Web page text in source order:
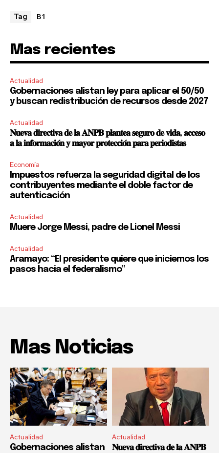
Tag B1
Mas recientes
Actualidad
Gobernaciones alistan ley para aplicar el 50/50
y buscan redistribución de recursos desde 2027
Actualidad
𝐍𝐮𝐞𝐯𝐚 𝐝𝐢𝐫𝐞𝐜𝐭𝐢𝐯𝐚 𝐝𝐞 𝐥𝐚 𝐀𝐍𝐏𝐁 𝐩𝐥𝐚𝐧𝐭𝐞𝐚 𝐬𝐞𝐠𝐮𝐫𝐨 𝐝𝐞 𝐯𝐢𝐝𝐚, 𝐚𝐜𝐜𝐞𝐬𝐨
𝐚 𝐥𝐚 𝐢𝐧𝐟𝐨𝐫𝐦𝐚𝐜𝐢𝐨́𝐧 𝐲 𝐦𝐚𝐲𝐨𝐫 𝐩𝐫𝐨𝐭𝐞𝐜𝐜𝐢𝐨́𝐧 𝐩𝐚𝐫𝐚 𝐩𝐞𝐫𝐢𝐨𝐝𝐢𝐬𝐭𝐚𝐬
Economía
Impuestos refuerza la seguridad digital de los
contribuyentes mediante el doble factor de
autenticación
Actualidad
Muere Jorge Messi, padre de Lionel Messi
Actualidad
Aramayo: “El presidente quiere que iniciemos los
pasos hacia el federalismo”
Mas Noticias
Actualidad
Gobernaciones alistan
Actualidad
𝐍𝐮𝐞𝐯𝐚 𝐝𝐢𝐫𝐞𝐜𝐭𝐢𝐯𝐚 𝐝𝐞 𝐥𝐚 𝐀𝐍𝐏𝐁